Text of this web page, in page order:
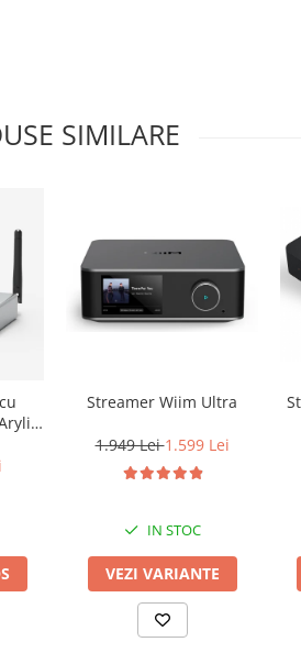
SIMILARE
Streamer Wiim Ultra
1.949 Lei1.599 Lei
IN STOC
VEZI VARIANTE